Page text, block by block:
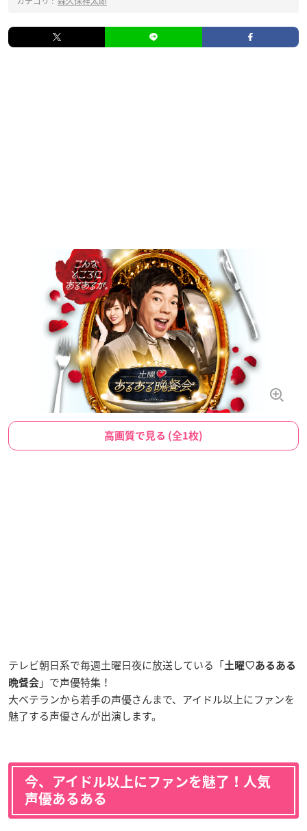
高画質で見る (全1枚)
テレビ朝日系で毎週土曜日夜に放送している「土曜♡あるある
晩餐会 」で声優特集！
大ベテランから若手の声優さんまで、アイドル以上にファンを
魅了する声優さんが出演します。
今、アイドル以上にファンを魅了！人気
声優あるある